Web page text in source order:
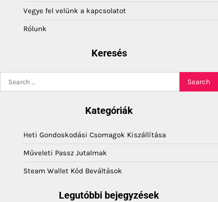
Vegye fel velünk a kapcsolatot
Rólunk
Keresés
for:
Kategóriák
Heti Gondoskodási Csomagok Kiszállítása
Műveleti Passz Jutalmak
Steam Wallet Kód Beváltások
Legutóbbi bejegyzések